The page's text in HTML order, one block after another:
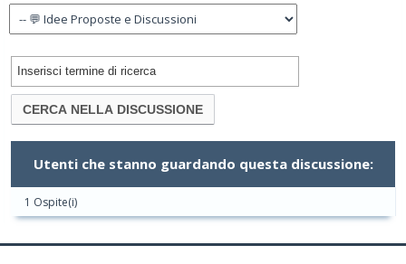
Utenti che stanno guardando questa discussione:
1 Ospite(i)